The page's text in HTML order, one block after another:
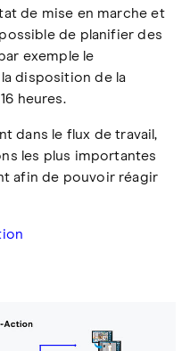
de mise en marche et
de planifier des
exemple le
disposition de la
heures.
dans le flux de travail,
les plus importantes
afin de pouvoir réagir